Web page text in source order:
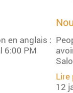
en anglais :
6:00 PM
Lire
12